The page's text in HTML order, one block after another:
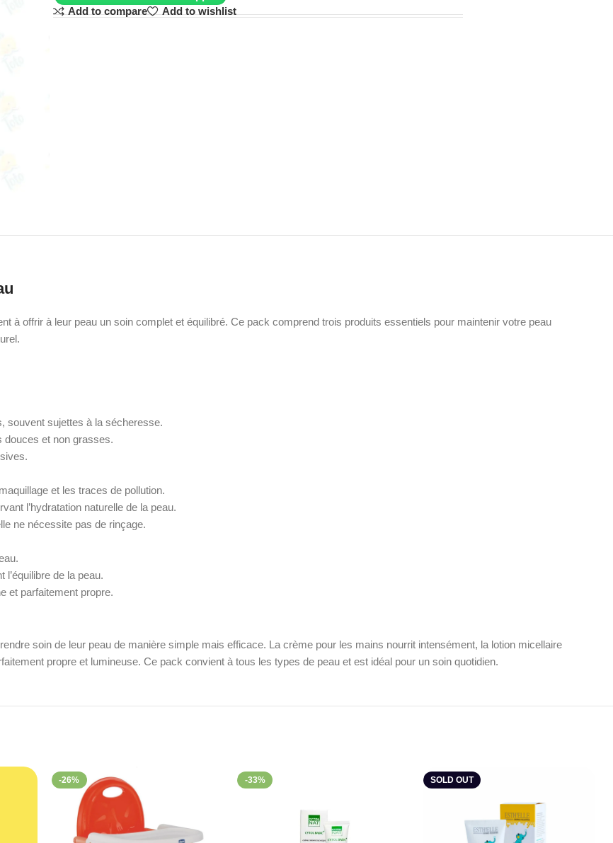
Add to compare
Add to wishlist
à offrir à leur peau un soin complet et équilibré. Ce pack comprend trois produits essentiels pour maintenir votre peau
souvent sujettes à la sécheresse.
douces et non grasses.
et les traces de pollution.
l’hydratation naturelle de la peau.
ne nécessite pas de rinçage.
de la peau.
et parfaitement propre.
soin de leur peau de manière simple mais efficace. La crème pour les mains nourrit intensément, la lotion micellaire
propre et lumineuse. Ce pack convient à tous les types de peau et est idéal pour un soin quotidien.
-26% -33% SOLD OUT